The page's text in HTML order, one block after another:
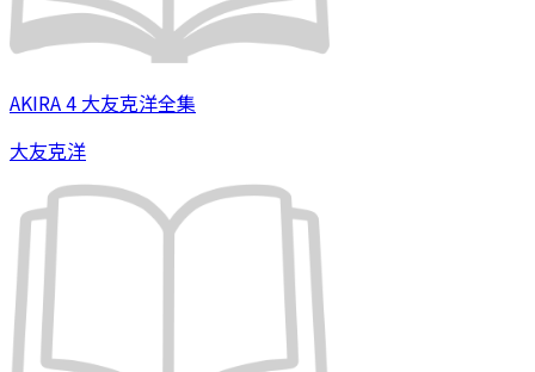
AKIRA 4 大友克洋全集
大友克洋